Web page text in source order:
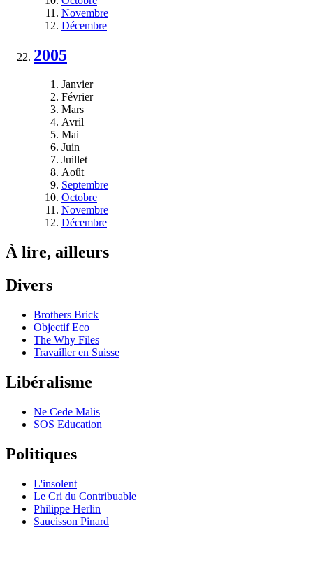
Novembre
Décembre
2005
Janvier
Février
Mars
Avril
Mai
Juin
Juillet
Août
Septembre
Octobre
Novembre
Décembre
À lire, ailleurs
Divers
Brothers Brick
Objectif Eco
The Why Files
Travailler en Suisse
Libéralisme
Ne Cede Malis
SOS Education
Politiques
L'insolent
Le Cri du Contribuable
Philippe Herlin
Saucisson Pinard